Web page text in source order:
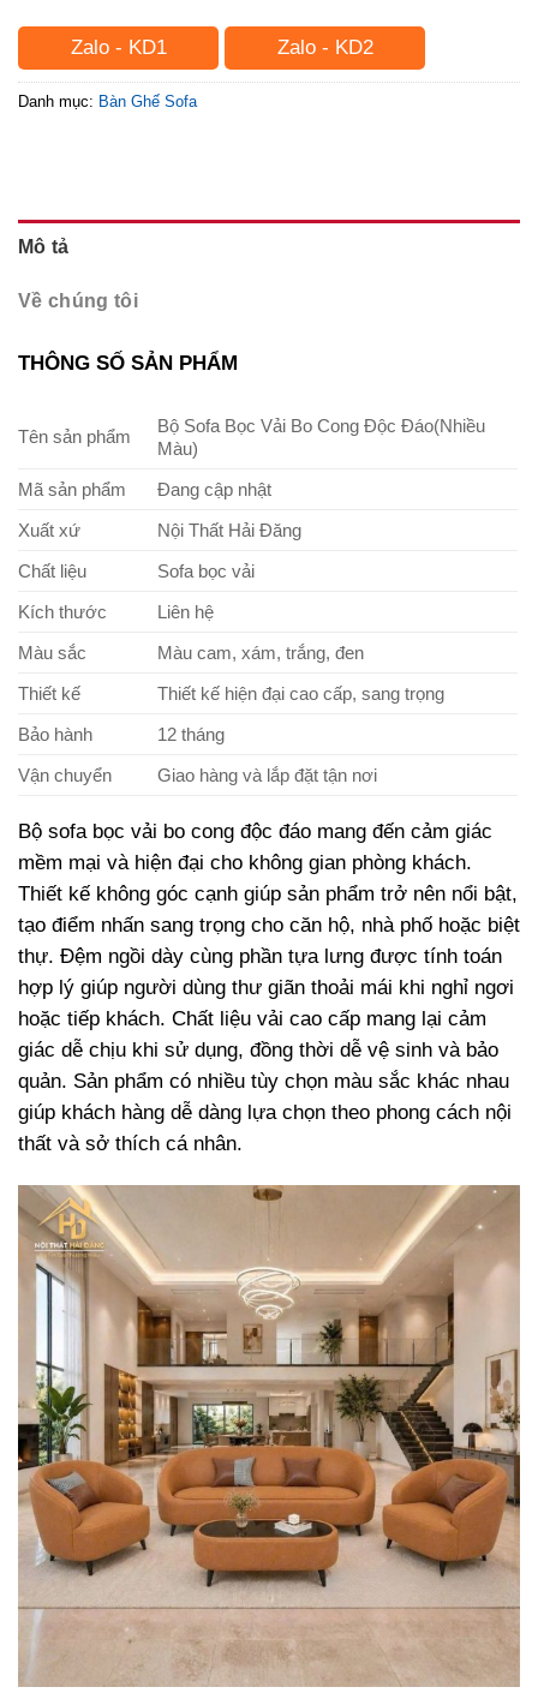
Zalo - KD1 Zalo - KD2
Danh mục: Bàn Ghế Sofa
Mô tả
Về chúng tôi
THÔNG SỐ SẢN PHẨM
Tên sản phẩm
Bộ Sofa Bọc Vải Bo Cong Độc Đáo(Nhiều
Màu)
Mã sản phẩm
Đang cập nhật
Xuất xứ
Nội Thất Hải Đăng
Chất liệu
Sofa bọc vải
Kích thước
Liên hệ
Màu sắc
Màu cam, xám, trắng, đen
Thiết kế
Thiết kế hiện đại cao cấp, sang trọng
Bảo hành
12 tháng
Vận chuyển
Giao hàng và lắp đặt tận nơi
Bộ sofa bọc vải bo cong độc đáo mang đến cảm giác
mềm mại và hiện đại cho không gian phòng khách.
Thiết kế không góc cạnh giúp sản phẩm trở nên nổi bật,
tạo điểm nhấn sang trọng cho căn hộ, nhà phố hoặc biệt
thự. Đệm ngồi dày cùng phần tựa lưng được tính toán
hợp lý giúp người dùng thư giãn thoải mái khi nghỉ ngơi
hoặc tiếp khách. Chất liệu vải cao cấp mang lại cảm
giác dễ chịu khi sử dụng, đồng thời dễ vệ sinh và bảo
quản. Sản phẩm có nhiều tùy chọn màu sắc khác nhau
giúp khách hàng dễ dàng lựa chọn theo phong cách nội
thất và sở thích cá nhân.